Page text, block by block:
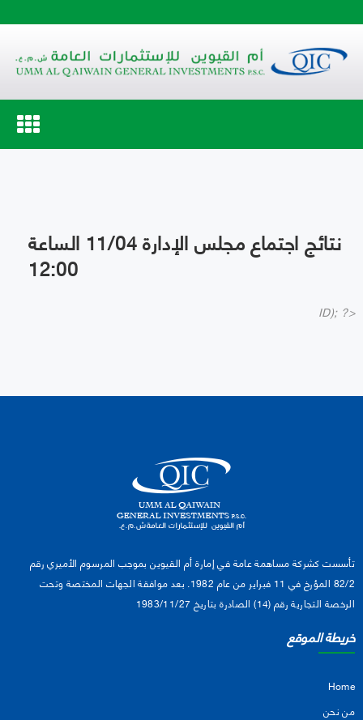
Toggle
navigation
نتائج اجتماع مجلس الإدارة 11/04 الساعة
12:00
ID); ?>
تأسست كشركة مساهمة عامة في إمارة أم القيوين بموجب المرسوم الأميري رقم
82/2 المؤرخ في 11 فبراير من عام 1982. بعد موافقة الجهات المختصة وتحت
الرخصة التجارية رقم (14) الصادرة بتاريخ 1983/11/27
خريطة الموقع
Home
من نحن